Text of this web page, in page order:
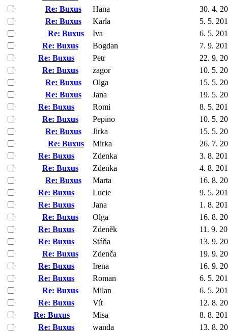
Re: Buxus
Hana
30. 4.
Re: Buxus
Karla
5. 5.
Re: Buxus
Iva
6. 5.
Re: Buxus
Bogdan
7. 9.
Re: Buxus
Petr
22. 9.
Re: Buxus
zagor
10. 5.
Re: Buxus
Olga
15. 5.
Re: Buxus
Jana
19. 5.
Re: Buxus
Romi
8. 5.
Re: Buxus
Pepino
10. 5.
Re: Buxus
Jirka
15. 5.
Re: Buxus
Mirka
26. 7.
Re: Buxus
Zdenka
3. 8.
Re: Buxus
Zdenka
4. 8.
Re: Buxus
Marta
16. 8.
Re: Buxus
Lucie
9. 5.
Re: Buxus
Jana
1. 8.
Re: Buxus
Olga
16. 8.
Re: Buxus
Zdeněk
11. 9.
Re: Buxus
Stáňa
13. 9.
Re: Buxus
Zdenča
19. 9.
Re: Buxus
Irena
16. 9.
Re: Buxus
Roman
6. 5.
Re: Buxus
Milan
6. 5.
Re: Buxus
Vít
12. 8.
Re: Buxus
Misa
8. 8.
Re: Buxus
wanda
13. 8.